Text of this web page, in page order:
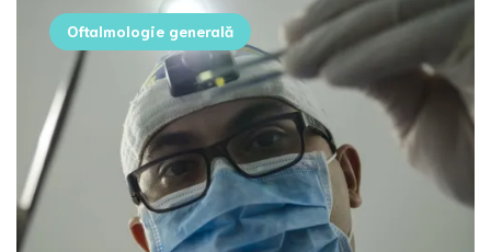
Oftalmologie generală